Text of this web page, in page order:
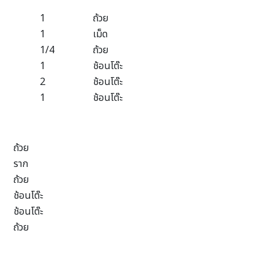
1
ถ้วย
1
เม็ด
1/4
ถ้วย
1
ช้อนโต๊ะ
2
ช้อนโต๊ะ
1 ช้อนโต๊ะ
ถ้วย
ราก
ถ้วย
ช้อนโต๊ะ
ช้อนโต๊ะ
ถ้วย